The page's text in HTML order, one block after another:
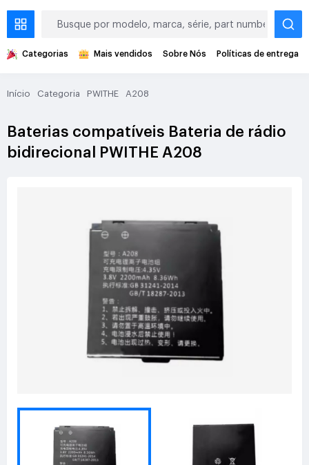
Categorias Mais vendidos Sobre Nós Políticas de entrega
Início Categoria PWITHE A208
Baterias compatíveis Bateria de rádio
bidirecional PWITHE A208